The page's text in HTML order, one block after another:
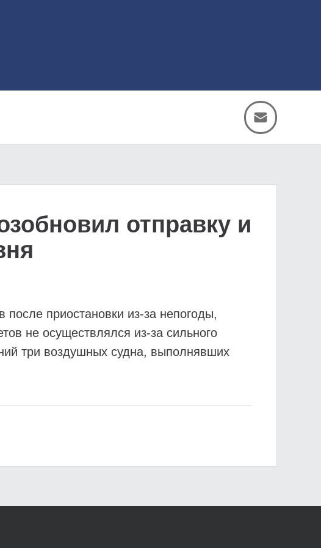
отправку и
после приостановки из-за непогоды,
не осуществлялся из-за сильного
три воздушных судна, выполнявших